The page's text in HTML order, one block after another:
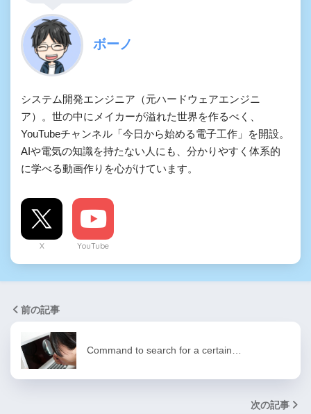
ボーノ
システム開発エンジニア（元ハードウェアエンジニ
ア）。世の中にメイカーが溢れた世界を作るべく、
YouTubeチャンネル「今日から始める電子工作」を開設。
AIや電気の知識を持たない人にも、分かりやすく体系的
に学べる動画作りを心がけています。
X YouTube
前の記事
Command to search for a certain…
次の記事